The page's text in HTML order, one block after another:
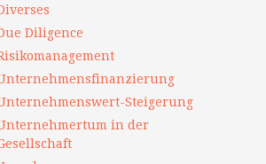
Diligence
Steigerung
in der